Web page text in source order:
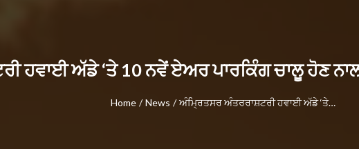
ਹਵਾਈ ਅੱਡੇ ‘ਤੇ 10 ਨਵੇਂ ਏਅਰ ਪਾਰਕਿੰਗ ਚਾਲੂ ਹੋਣ
Home / News / ਅੰਮ੍ਰਿਤਸਰ ਅੰਤਰਰਾਸ਼ਟਰੀ ਹਵਾਈ ਅੱਡੇ ‘ਤੇ…